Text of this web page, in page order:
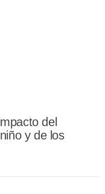
del
y de los